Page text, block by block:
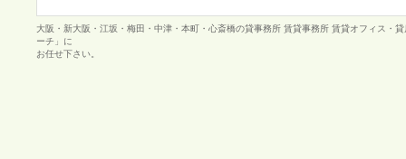
大阪・新大阪・江坂・梅田・中津・本町・心斎橋の貸事務所 賃貸事務所 賃貸オフィス・
ーチ」に
お任せ下さい。